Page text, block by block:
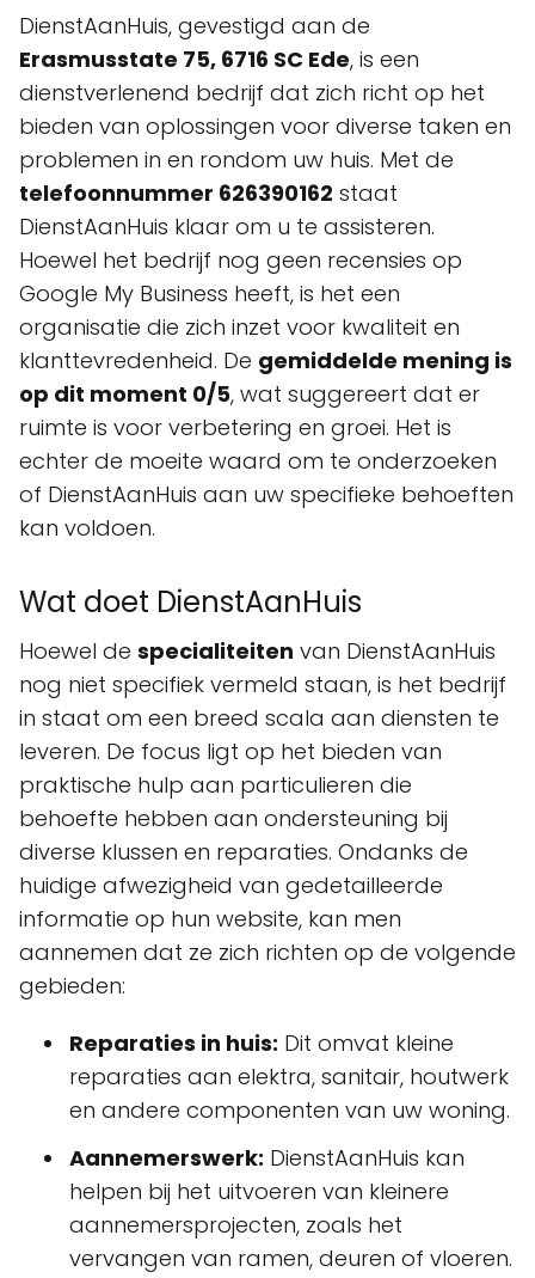
DienstAanHuis, gevestigd aan de
Erasmusstate 75, 6716 SC Ede, is een
dienstverlenend bedrijf dat zich richt op het
bieden van oplossingen voor diverse taken en
problemen in en rondom uw huis. Met de
telefoonnummer 626390162 staat
DienstAanHuis klaar om u te assisteren.
Hoewel het bedrijf nog geen recensies op
Google My Business heeft, is het een
organisatie die zich inzet voor kwaliteit en
klanttevredenheid. De gemiddelde mening is
op dit moment 0/5, wat suggereert dat er
ruimte is voor verbetering en groei. Het is
echter de moeite waard om te onderzoeken
of DienstAanHuis aan uw specifieke behoeften
kan voldoen.
Wat doet DienstAanHuis
Hoewel de specialiteiten van DienstAanHuis
nog niet specifiek vermeld staan, is het bedrijf
in staat om een breed scala aan diensten te
leveren. De focus ligt op het bieden van
praktische hulp aan particulieren die
behoefte hebben aan ondersteuning bij
diverse klussen en reparaties. Ondanks de
huidige afwezigheid van gedetailleerde
informatie op hun website, kan men
aannemen dat ze zich richten op de volgende
gebieden:
Reparaties in huis: Dit omvat kleine
reparaties aan elektra, sanitair, houtwerk
en andere componenten van uw woning.
Aannemerswerk: DienstAanHuis kan
helpen bij het uitvoeren van kleinere
aannemersprojecten, zoals het
vervangen van ramen, deuren of vloeren.